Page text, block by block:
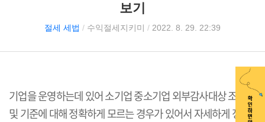
보기
절세 세법 / 수익절세지키미 / 2022. 8. 29. 22:39
기업을 운영하는데 있어 소기업 중소기업 외부감사대상 조건
및 기준에 대해 정확하게 모르는 경우가 있어서 자세하게 정리